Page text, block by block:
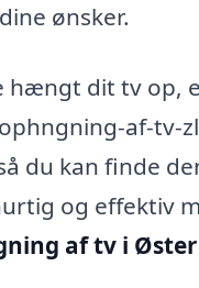
ønsker.
hængt dit tv
af-tv-
du kan finde
og effektiv
af tv i Øster